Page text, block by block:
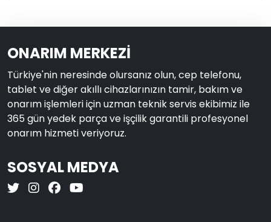
ONARIM MERKEZİ
Türkiye'nin neresinde olursanız olun, cep telefonu,
tablet ve diğer akıllı cihazlarınızın tamir, bakım ve
onarım işlemleri için uzman teknik servis ekibimiz ile
365 gün yedek parça ve işçilik garantili profesyonel
onarım hizmeti veriyoruz.
SOSYAL MEDYA